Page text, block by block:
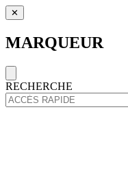
✕
MARQUEUR
RECHERCHE